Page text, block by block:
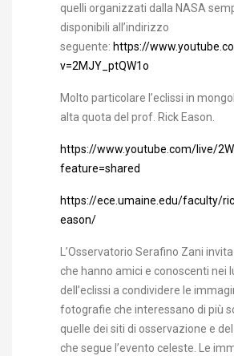
quelli organizzati dalla NASA
disponibili all’indirizzo
seguente: https://
v=2MJY_ptQW1o
Molto particolare l’eclissi in
alta quota del prof. Rick Eason.
https://www.youtube.com/live/
feature=shared
https://ece.umaine.edu/faculty/
eason/
L’Osservatorio Serafino Zani
che hanno amici e conoscenti nei
dell’eclissi a condividere le
fotografie che interessano di più
quelle dei siti di osservazione e
che segue l’evento celeste. Le